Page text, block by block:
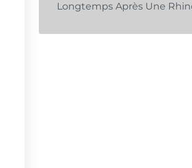
Longtemps Après Une